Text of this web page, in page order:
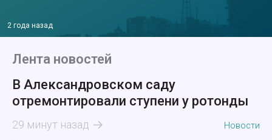
2 года назад
Лента новостей
В Александровском саду
отремонтировали ступени у ротонды
29 минут назад Новости